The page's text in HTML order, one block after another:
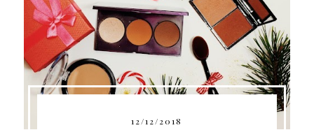
12/12/2018